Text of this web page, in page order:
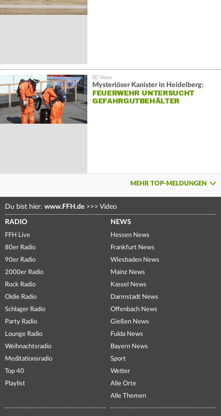
Mysteriöser Kanister in Heidelberg:
FEUERWEHR UNTERSUCHT
GEFAHRGUTBEHÄLTER
MEHR TOP-MELDUNGEN
Du bist hier: www.FFH.de >>> Video
RADIO
FFH Live
80er Radio
90er Radio
2000er Radio
Rock Radio
Oldie Radio
Schlager Radio
Party Radio
Lounge Radio
Weihnachtsradio
Meditationsradio
Top 40
Playlist
NEWS
Hessen News
Frankfurt News
Wiesbaden News
Mainz News
Kassel News
Darmstadt News
Offenbach News
Gießen News
Fulda News
Bayern News
Sport
Wetter
Alle Orte
Alle Themen